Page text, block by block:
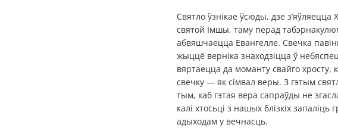
Святло ўзнікае ўсюды, дзе
святой Імшы, таму перад
абвяшчаецца Евангелле. Свечка
жыццё верніка знаходзіцца ў
вяртаецца да моманту свайго
свечку — як сімвал веры. З гэтым
тым, каб гэтая вера сапраўды не
калі хтосьці з нашых блізкіх
адыходам у вечнасць.